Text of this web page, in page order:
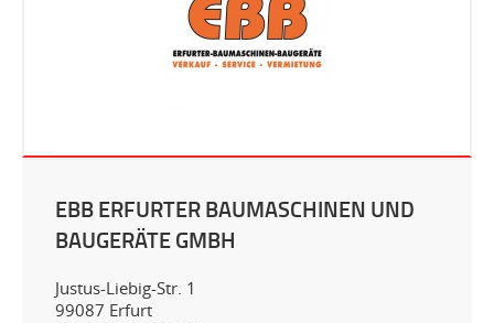
EBB ERFURTER BAUMASCHINEN UND
BAUGERÄTE GMBH
Justus-Liebig-Str. 1
99087 Erfurt